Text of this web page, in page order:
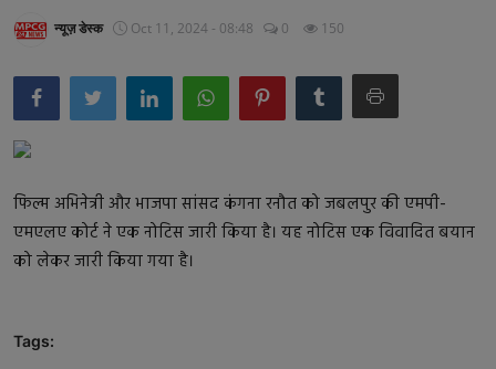
जॉब्स
राशिफल
राज्य
टेक्नॉलॉजी
कैरियर
धर्म
न्यूज़ डेस्क Oct 11, 2024 - 08:48 0 150
फिल्म अभिनेत्री और भाजपा सांसद कंगना रनौत को जबलपुर की एमपी-
एमएलए कोर्ट ने एक नोटिस जारी किया है। यह नोटिस एक विवादित बयान
को लेकर जारी किया गया है।
Tags: